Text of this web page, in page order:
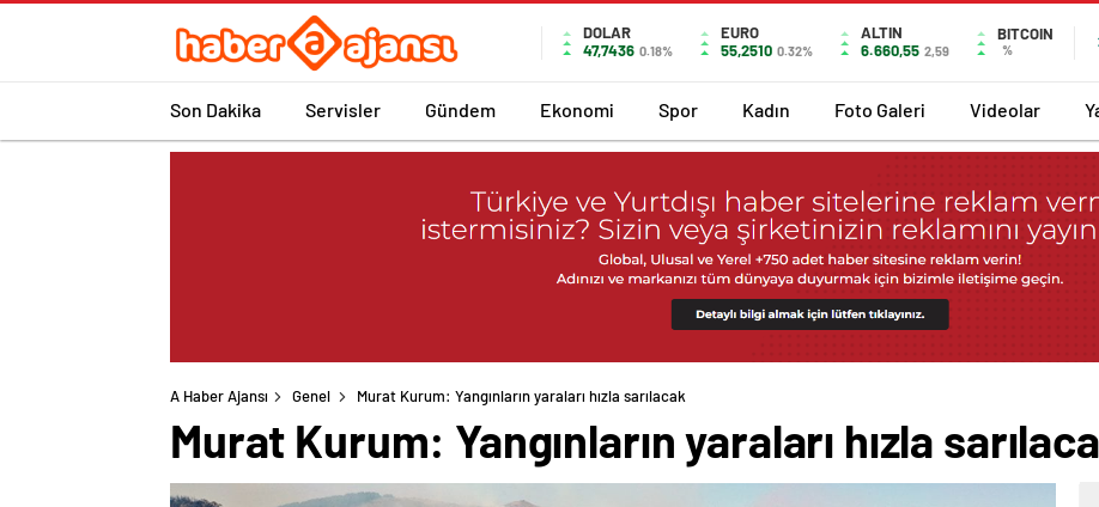
DOLAR
47,7436 0.18%
EURO
55,2510 0.32%
ALTIN
6.660,55 2,59
BITCOIN
%
Son Dakika Servisler Gündem Ekonomi Spor Kadın Foto Galeri Videolar
A Haber Ajansı Genel Murat Kurum: Yangınların yaraları hızla sarılacak
Murat Kurum: Yangınların yaraları hızla